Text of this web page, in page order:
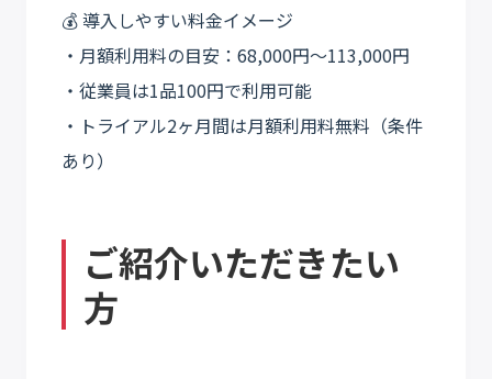
💰 導入しやすい料金イメージ
・月額利用料の目安：68,000円〜113,000円
・従業員は1品100円で利用可能
・トライアル2ヶ月間は月額利用料無料（条件
あり）
ご紹介いただきたい
方